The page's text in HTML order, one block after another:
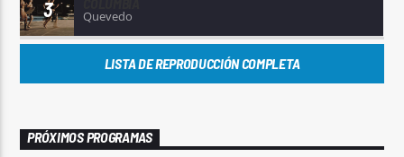
3 Quevedo
LISTA DE REPRODUCCIÓN COMPLETA
PRÓXIMOS PROGRAMAS